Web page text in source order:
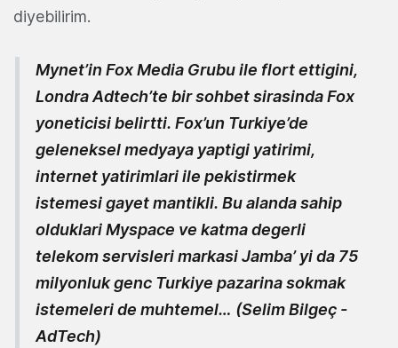
diyebilirim.
Mynet’in Fox Media Grubu ile flort ettigini,
Londra Adtech’te bir sohbet sirasinda Fox
yoneticisi belirtti. Fox’un Turkiye’de
geleneksel medyaya yaptigi yatirimi,
internet yatirimlari ile pekistirmek
istemesi gayet mantikli. Bu alanda sahip
olduklari Myspace ve katma degerli
telekom servisleri markasi Jamba’ yi da 75
milyonluk genc Turkiye pazarina sokmak
istemeleri de muhtemel… (Selim Bilgeç -
AdTech)